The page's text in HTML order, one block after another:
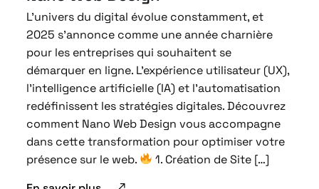
L’univers du digital évolue constamment, et
2025 s’annonce comme une année charnière
pour les entreprises qui souhaitent se
démarquer en ligne. L’expérience utilisateur (UX),
l’intelligence artificielle (IA) et l’automatisation
redéfinissent les stratégies digitales. Découvrez
comment Nano Web Design vous accompagne
dans cette transformation pour optimiser votre
présence sur le web.
1. Création de Site […]